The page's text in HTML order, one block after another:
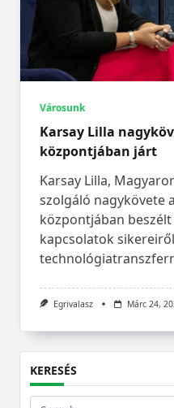
Városunk
Karsay Lilla
központjában járt
Karsay Lilla,
szolgáló nagykövete
központjában
kapcsolatok
Egrivalasz Márc 24,
KERESÉS